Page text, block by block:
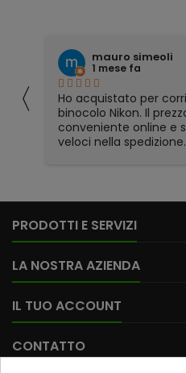
〈
un
era il più
e sono stati molto
Tutto perfetto
PRODOTTI E SERVIZI
LA NOSTRA AZIENDA
IL TUO ACCOUNT
CONTATTO